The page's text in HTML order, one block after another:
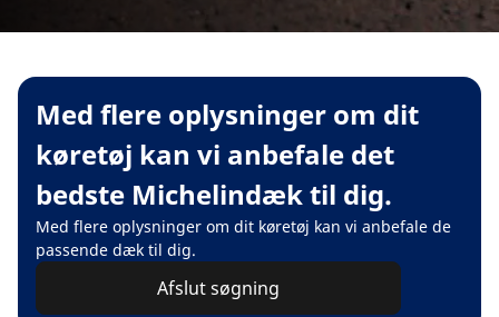
Med flere oplysninger om dit
køretøj kan vi anbefale det
bedste Michelindæk til dig.
Med flere oplysninger om dit køretøj kan vi anbefale de
passende dæk til dig.
Afslut søgning